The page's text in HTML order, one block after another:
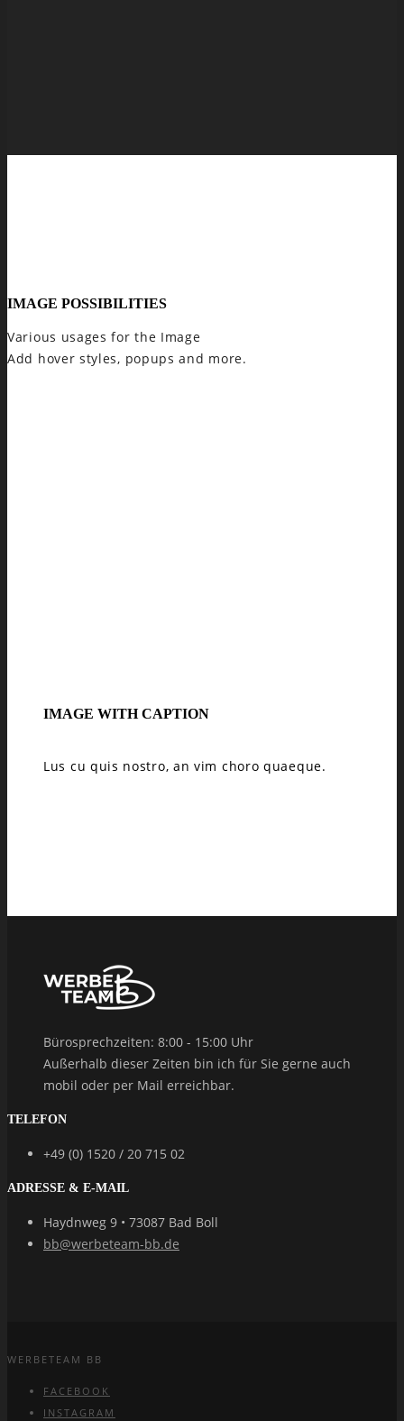
IMAGE POSSIBILITIES
Various usages for the Image
Add hover styles, popups and more.
IMAGE WITH CAPTION
Lus cu quis nostro, an vim choro quaeque.
Bürosprechzeiten: 8:00 - 15:00 Uhr
Außerhalb dieser Zeiten bin ich für Sie gerne auch
mobil oder per Mail erreichbar.
TELEFON
+49 (0) 1520 / 20 715 02
ADRESSE & E-MAIL
Haydnweg 9 • 73087 Bad Boll
bb@werbeteam-bb.de
WERBETEAM BB
FACEBOOK
INSTAGRAM